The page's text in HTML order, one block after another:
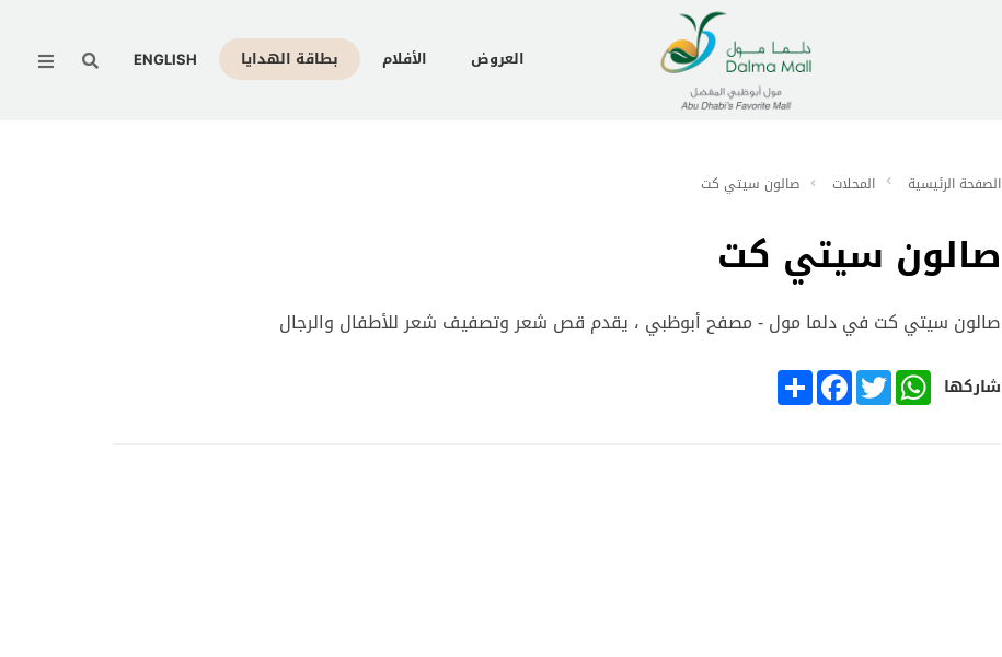
العروض الأفلام بطاقة الهدايا ENGLISH
Menu
الصفحة الرئيسية المحلات صالون سيتي كت
صالون سيتي كت
صالون سيتي كت في دلما مول - مصفح أبوظبي ، يقدم قص شعر وتصفيف شعر للأطفال والرجال
شاركها SHARE
FACEBOOKTWITTER
WHATSAPP